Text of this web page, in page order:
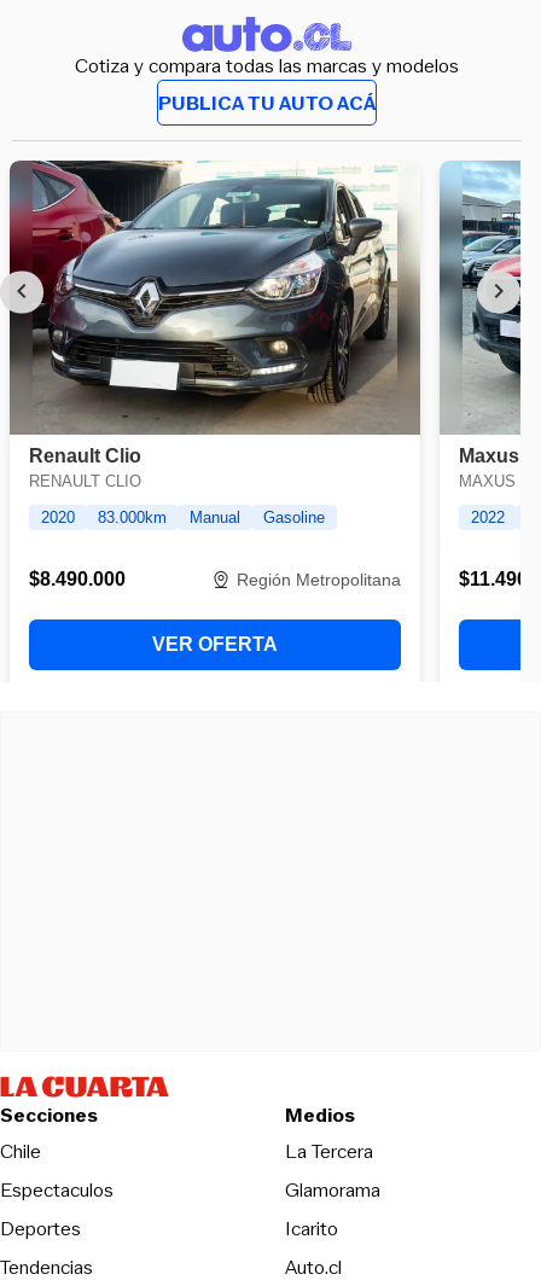
Cotiza y compara todas las marcas y modelos
PUBLICA TU AUTO ACÁ
Secciones
Chile
Espectaculos
Deportes
Tendencias
Medios
La TerceraOpens in new
Glamorama
Icarito
Auto.cl